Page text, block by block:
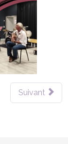
Suivant